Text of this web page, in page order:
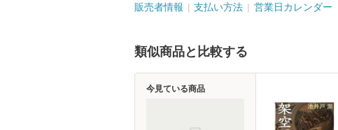
販売者情報 支払い方法 営業日カレンダー
類似商品と比較する
今見ている商品